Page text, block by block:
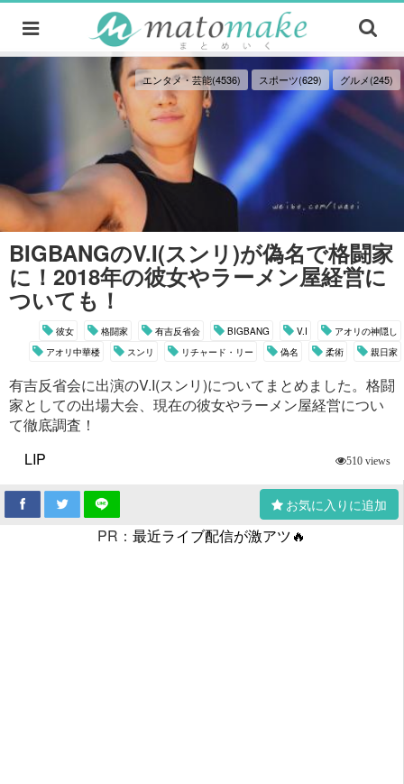
エンタメ・芸能(4536) スポーツ(629) グルメ(245)
BIGBANGのV.I(スンリ)が偽名で格闘家
に！2018年の彼女やラーメン屋経営に
ついても！
彼女 格闘家 有吉反省会 BIGBANG V.I
アオリの神隠し
アオリ中華楼
スンリ リチャード・リー 偽名 柔術 親日家
有吉反省会に出演のV.I(スンリ)についてまとめました。格闘
家としての出場大会、現在の彼女やラーメン屋経営につい
て徹底調査！
LIP
510 views
お気に入りに追加
PR： 最近ライブ配信が激アツ🔥